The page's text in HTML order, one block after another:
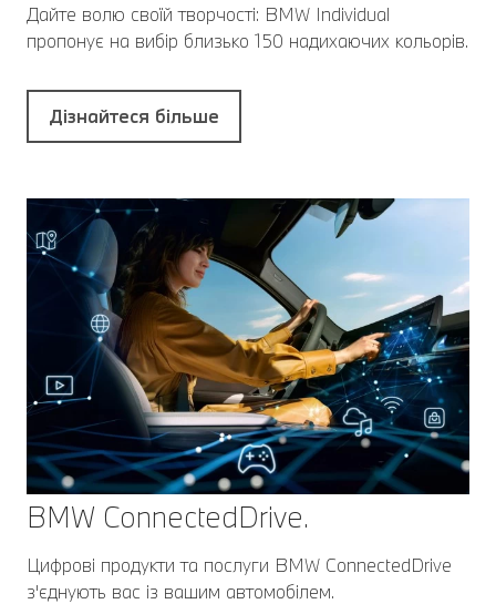
Дайте волю своїй творчості: BMW Individual
пропонує на вибір близько 150 надихаючих кольорів.
Дізнайтеся більше
BMW ConnectedDrive.
Цифрові продукти та послуги BMW ConnectedDrive
з'єднують вас із вашим автомобілем.